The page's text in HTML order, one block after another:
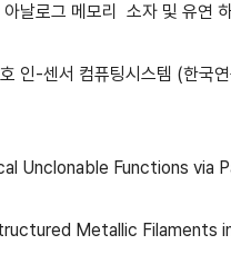
날로그 메모리 소자 및 유연
인-센서 컴퓨팅시스템 (한국
Unclonable Functions via
Metallic Filaments